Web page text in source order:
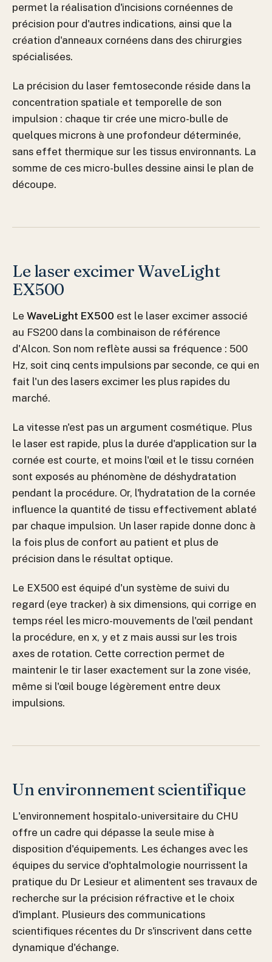
permet la réalisation d'incisions cornéennes de
précision pour d'autres indications, ainsi que la
création d'anneaux cornéens dans des chirurgies
spécialisées.
La précision du laser femtoseconde réside dans la
concentration spatiale et temporelle de son
impulsion : chaque tir crée une micro-bulle de
quelques microns à une profondeur déterminée,
sans effet thermique sur les tissus environnants. La
somme de ces micro-bulles dessine ainsi le plan de
découpe.
Le laser excimer WaveLight
EX500
Le WaveLight EX500 est le laser excimer associé
au FS200 dans la combinaison de référence
d'Alcon. Son nom reflète aussi sa fréquence : 500
Hz, soit cinq cents impulsions par seconde, ce qui en
fait l'un des lasers excimer les plus rapides du
marché.
La vitesse n'est pas un argument cosmétique. Plus
le laser est rapide, plus la durée d'application sur la
cornée est courte, et moins l'œil et le tissu cornéen
sont exposés au phénomène de déshydratation
pendant la procédure. Or, l'hydratation de la cornée
influence la quantité de tissu effectivement ablaté
par chaque impulsion. Un laser rapide donne donc à
la fois plus de confort au patient et plus de
précision dans le résultat optique.
Le EX500 est équipé d'un système de suivi du
regard (eye tracker) à six dimensions, qui corrige en
temps réel les micro-mouvements de l'œil pendant
la procédure, en x, y et z mais aussi sur les trois
axes de rotation. Cette correction permet de
maintenir le tir laser exactement sur la zone visée,
même si l'œil bouge légèrement entre deux
impulsions.
Un environnement scientifique
L'environnement hospitalo-universitaire du CHU
offre un cadre qui dépasse la seule mise à
disposition d'équipements. Les échanges avec les
équipes du service d'ophtalmologie nourrissent la
pratique du Dr Lesieur et alimentent ses travaux de
recherche sur la précision réfractive et le choix
d'implant. Plusieurs des communications
scientifiques récentes du Dr s'inscrivent dans cette
dynamique d'échange.